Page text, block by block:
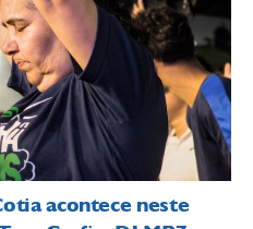
acontece neste